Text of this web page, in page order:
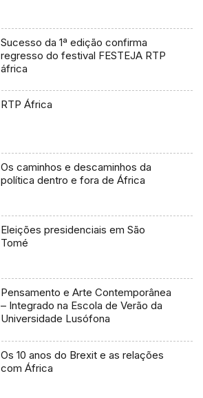
Sucesso da 1ª edição confirma
regresso do festival FESTEJA RTP
áfrica
RTP África
Os caminhos e descaminhos da
política dentro e fora de África
Eleições presidenciais em São
Tomé
Pensamento e Arte Contemporânea
– Integrado na Escola de Verão da
Universidade Lusófona
Os 10 anos do Brexit e as relações
com África